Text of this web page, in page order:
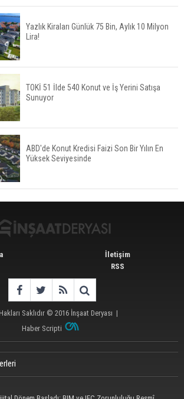
Tercih Döneminde Barınma Telaşı Başladı
Aileden Miras Kalan Ev Nasıl Satılır?
İstanbul'da 15 Bin Kiralık Sosyal Konut Eylülde
Kiraya Verilecek
Yazlık Kiraları Günlük 75 Bin, Aylık 10 Milyon
Lira!
TOKİ 51 İlde 540 Konut ve İş Yerini Satışa
Sunuyor
ABD'de Konut Kredisi Faizi Son Bir Yılın En
Yüksek Seviyesinde
İletişim
RSS
Saklıdır © 2016 İnşaat Deryası |
Haber Scripti